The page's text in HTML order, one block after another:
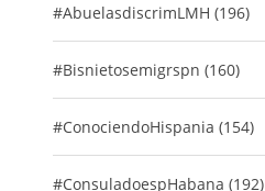
#abuelasdiscrimLMH (196)
#Bisnietosemigrspn (160)
#conociendoHispania (154)
#consuladoespHabana (192)